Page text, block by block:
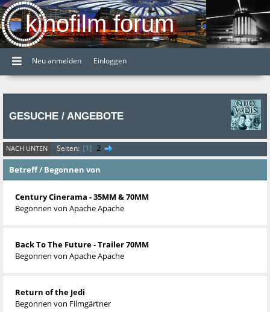
kinofilm forum
Neu anmelden Einloggen
GESUCHE / ANGEBOTE
NACH UNTEN Seiten 1
2
Betreff/ Begonnen von
Century Cinerama - 35MM & 70MM
Begonnen von Apache Apache
Back To The Future - Trailer 70MM
Begonnen von Apache Apache
Return of the Jedi
Begonnen von Filmgärtner